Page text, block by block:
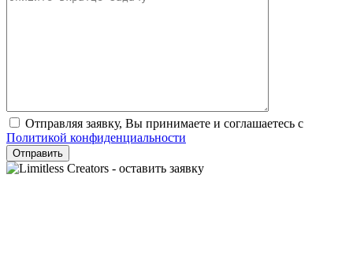
Отправляя заявку, Вы принимаете и соглашаетесь с
Политикой конфиденциальности
Отправить